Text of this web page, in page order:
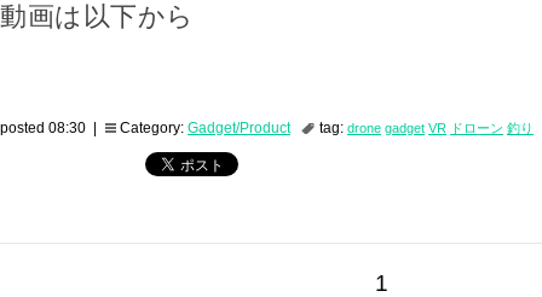
動画は以下から
posted 08:30 | Category: Gadget/Product tag: drone gadget VR ドローン 釣り
1